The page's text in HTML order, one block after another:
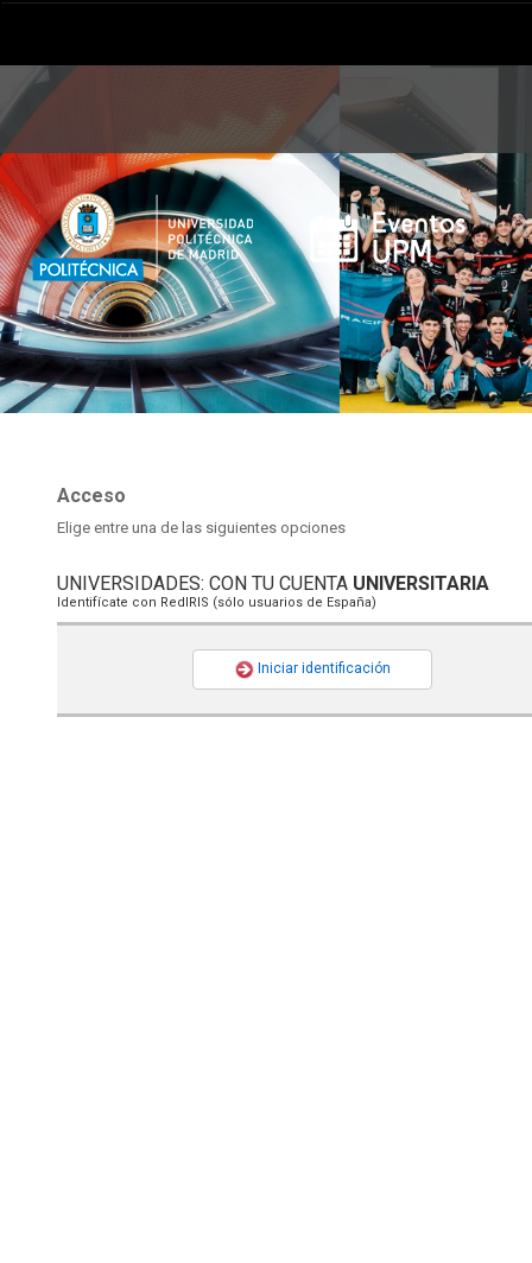
Acceso
Elige entre una de las siguientes opciones
UNIVERSIDADES: CON TU CUENTA UNIVERSITARIA
Identifícate con RedIRIS (sólo usuarios de España)
Iniciar identificación